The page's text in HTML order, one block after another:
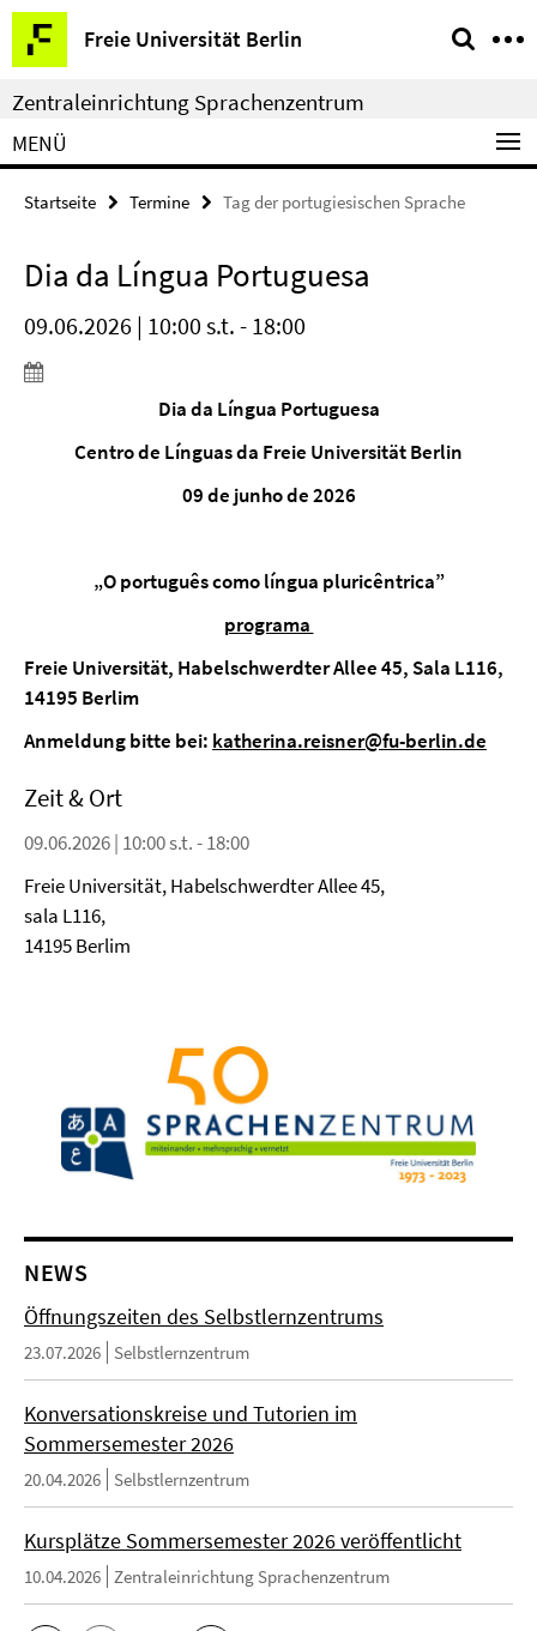
Springe
direkt
zu
Inhalt
Freie Universität Berlin
Service-
Navigation
Zentraleinrichtung Sprachenzentrum
MENÜ
Startseite Termine Tag der portugiesischen Sprache
Dia da Língua Portuguesa
09.06.2026 | 10:00 s.t. - 18:00
Dia da Língua Portuguesa
Centro de Línguas da Freie Universität Berlin
09 de junho de 2026
„O português como língua pluricêntrica”
programa
Freie Universität, Habelschwerdter Allee 45, Sala L116,
14195 Berlim
Anmeldung bitte bei: katherina.reisner@fu-berlin.de
Zeit & Ort
09.06.2026 | 10:00 s.t. - 18:00
Freie Universität, Habelschwerdter Allee 45,
sala L116,
14195 Berlim
NEWS
Öffnungszeiten des Selbstlernzentrums
23.07.2026 Selbstlernzentrum
Konversationskreise und Tutorien im
Sommersemester 2026
20.04.2026 Selbstlernzentrum
Kursplätze Sommersemester 2026 veröffentlicht
10.04.2026 Zentraleinrichtung Sprachenzentrum